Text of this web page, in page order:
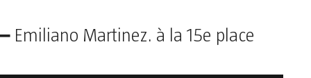
– Emiliano Martinez. à la 15e place